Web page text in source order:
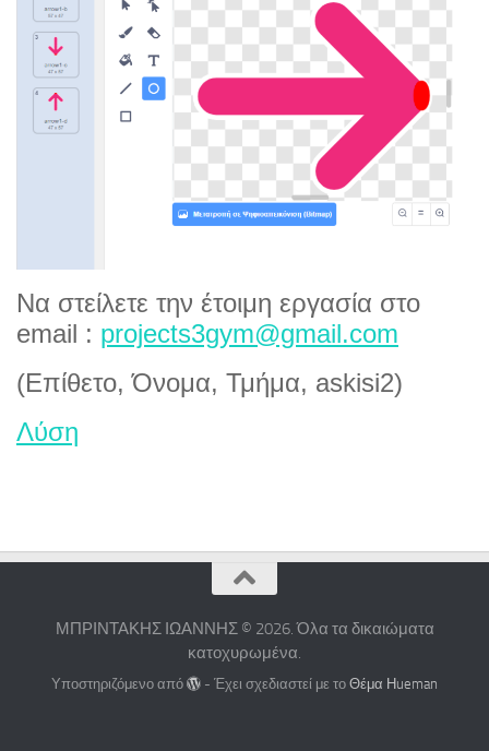
Να στείλετε την έτοιμη εργασία στο
email : projects3gym@gmail.com
(Επίθετο, Όνομα, Τμήμα, askisi2)
Λύση
ΜΠΡΙΝΤΑΚΗΣ ΙΩΑΝΝΗΣ © 2026. Όλα τα δικαιώματα
κατοχυρωμένα.
Υποστηριζόμενο από - Έχει σχεδιαστεί με τοΘέμα Ηueman